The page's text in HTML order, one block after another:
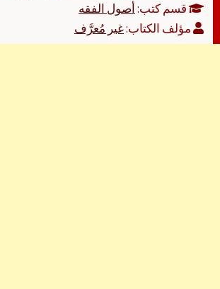
قسم كتب:أصول الفقه
مؤلف الكتاب:غير مُعرَّف